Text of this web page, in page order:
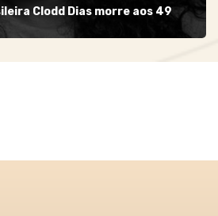
Clodd Dias morre aos 49